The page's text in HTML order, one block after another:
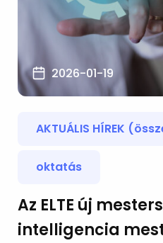
2026-01-19
AKTUÁLIS HÍREK
oktatás
Az ELTE új
intelligencia